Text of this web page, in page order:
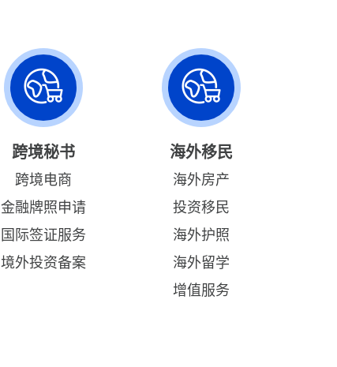
跨境秘书
跨境电商
金融牌照申请
国际签证服务
境外投资备案
海外移民
海外房产
投资移民
海外护照
海外留学
增值服务